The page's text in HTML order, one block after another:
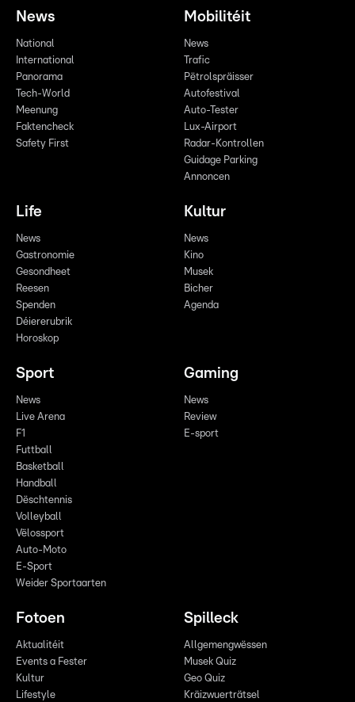
News
National
International
Panorama
Tech-World
Meenung
Faktencheck
Safety First
Mobilitéit
News
Trafic
Pëtrolspräisser
Autofestival
Auto-Tester
Lux-Airport
Radar-Kontrollen
Guidage Parking
Annoncen
Life
News
Gastronomie
Gesondheet
Reesen
Spenden
Déiererubrik
Horoskop
Kultur
News
Kino
Musek
Bicher
Agenda
Sport
News
Live Arena
F1
Futtball
Basketball
Handball
Dëschtennis
Volleyball
Vëlossport
Auto-Moto
E-Sport
Weider Sportaarten
Gaming
News
Review
E-sport
Fotoen
Aktualitéit
Events a Fester
Kultur
Lifestyle
Spilleck
Allgemengwëssen
Musek Quiz
Geo Quiz
Kräizwuerträtsel